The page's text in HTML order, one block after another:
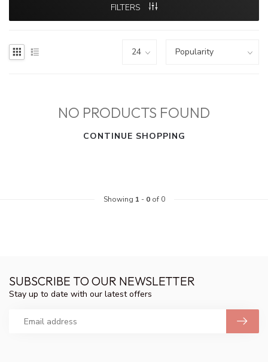
FILTERS
NO PRODUCTS FOUND
CONTINUE SHOPPING
Showing 1 - 0of 0
SUBSCRIBE TO OUR NEWSLETTER
Stay up to date with our latest offers